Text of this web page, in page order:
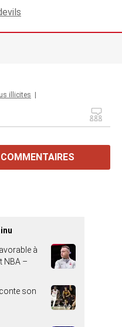
illicites
à
NBA –
son